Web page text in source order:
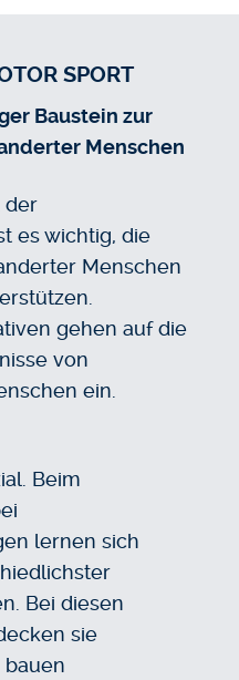
SPORT
Baustein zur
Menschen
der
es wichtig, die
Menschen
gehen auf die
von
ein.
Beim
lernen sich
Bei diesen
sie
bauen